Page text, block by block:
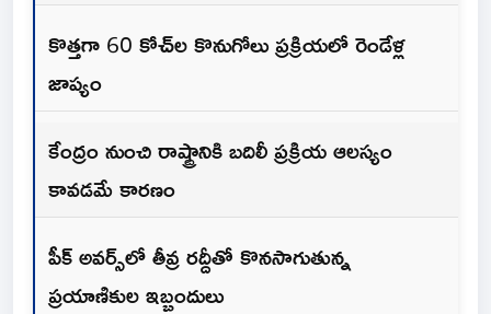
కొత్తగా 60 కోచ్‌ల కొనుగోలు ప్రక్రియలో రెండేళ్ల
జాప్యం
కేంద్రం నుంచి రాష్ట్రానికి బదిలీ ప్రక్రియ ఆలస్యం
కావడమే కారణం
పీక్ అవర్స్‌లో తీవ్ర రద్దీతో కొనసాగుతున్న
ప్రయాణికుల ఇబ్బందులు